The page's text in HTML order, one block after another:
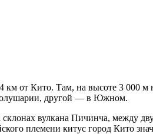
от Кито. Там, на высоте 3 000 м
другой — в Южном.
вулкана Пичинча, между
племени китус город Кито